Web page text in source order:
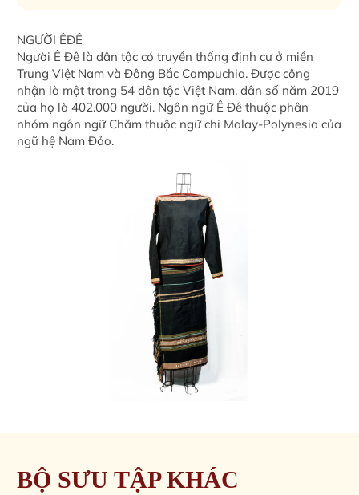
NGƯỜI ÊĐÊ
Người Ê Đê là dân tộc có truyền thống định cư ở miền
Trung Việt Nam và Đông Bắc Campuchia. Được công
nhận là một trong 54 dân tộc Việt Nam, dân số năm 2019
của họ là 402.000 người. Ngôn ngữ Ê Đê thuộc phân
nhóm ngôn ngữ Chăm thuộc ngữ chi Malay-Polynesia của
ngữ hệ Nam Đảo.
BỘ SƯU TẬP KHÁC